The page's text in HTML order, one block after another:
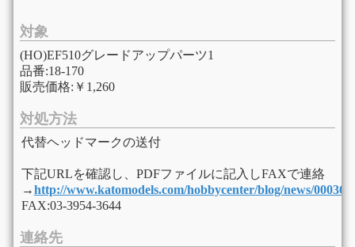
対象
(HO)EF510グレードアップパーツ1
品番:18-170
販売価格:￥1,260
対処方法
代替ヘッドマークの送付
下記URLを確認し、PDFファイルに記入しFAXで連絡
→http://www.katomodels.com/hobbycenter/blog/news/
FAX:03-3954-3644
連絡先